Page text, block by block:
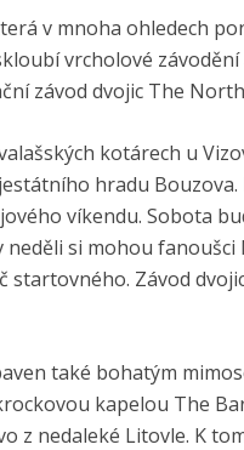
v mnoha ohledech
vrcholové
závod dvojic The
kotárech u
hradu
víkendu. Sobota
si mohou
Závod
také bohatým
kapelou The
z nedaleké Litovle. K